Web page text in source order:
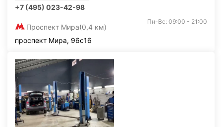
+7 (495) 023-42-98
Проспект Мира(0,4 км)
Пн-Вс: 09:00 - 21:00
проспект Мира, 96с16